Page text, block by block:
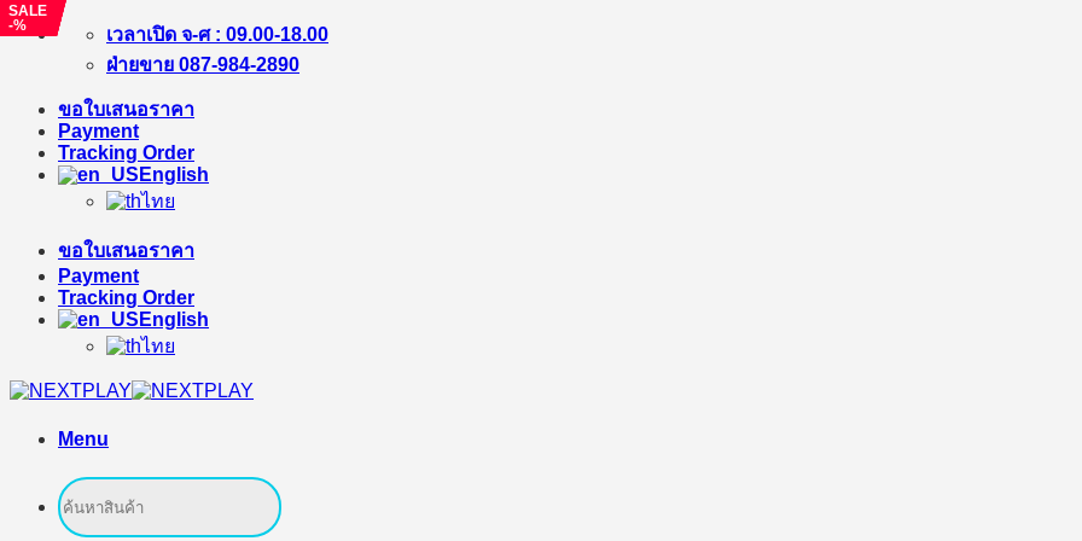
Skip
เวลาเปิด จ-ศ : 09.00-18.00
ฝ่ายขาย 087-984-2890
ขอใบเสนอราคา
Payment
Tracking Order
English
ไทย
ขอใบเสนอราคา
Payment
Tracking Order
English
ไทย
Menu
Search
for:
SALE
-3%
SALE
-2%
SALE
-%
SALE
-10%
SALE
-%